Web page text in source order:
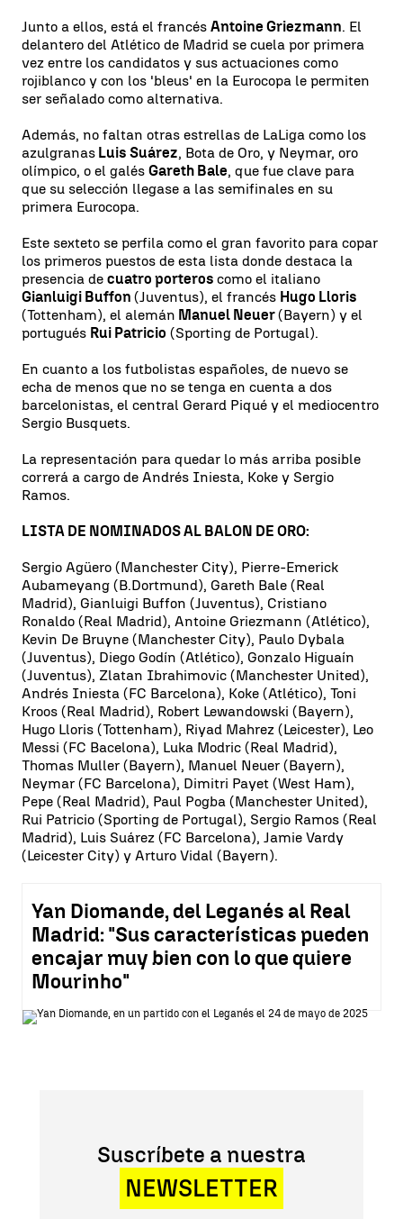
Junto a ellos, está el francés Antoine Griezmann. El
delantero del Atlético de Madrid se cuela por primera
vez entre los candidatos y sus actuaciones como
rojiblanco y con los 'bleus' en la Eurocopa le permiten
ser señalado como alternativa.
Además, no faltan otras estrellas de LaLiga como los
azulgranas Luis Suárez, Bota de Oro, y Neymar, oro
olímpico, o el galés Gareth Bale, que fue clave para
que su selección llegase a las semifinales en su
primera Eurocopa.
Este sexteto se perfila como el gran favorito para copar
los primeros puestos de esta lista donde destaca la
presencia de cuatro porteros como el italiano
Gianluigi Buffon (Juventus), el francés Hugo Lloris
(Tottenham), el alemán Manuel Neuer(Bayern) y el
portugués Rui Patricio (Sporting de Portugal).
En cuanto a los futbolistas españoles, de nuevo se
echa de menos que no se tenga en cuenta a dos
barcelonistas, el central Gerard Piqué y el mediocentro
Sergio Busquets.
La representación para quedar lo más arriba posible
correrá a cargo de Andrés Iniesta, Koke y Sergio
Ramos.
LISTA DE NOMINADOS AL BALON DE ORO:
Sergio Agüero (Manchester City), Pierre-Emerick
Aubameyang (B.Dortmund), Gareth Bale (Real
Madrid), Gianluigi Buffon (Juventus), Cristiano
Ronaldo (Real Madrid), Antoine Griezmann (Atlético),
Kevin De Bruyne (Manchester City), Paulo Dybala
(Juventus), Diego Godín (Atlético), Gonzalo Higuaín
(Juventus), Zlatan Ibrahimovic (Manchester United),
Andrés Iniesta (FC Barcelona), Koke (Atlético), Toni
Kroos (Real Madrid), Robert Lewandowski (Bayern),
Hugo Lloris (Tottenham), Riyad Mahrez (Leicester), Leo
Messi (FC Bacelona), Luka Modric (Real Madrid),
Thomas Muller (Bayern), Manuel Neuer (Bayern),
Neymar (FC Barcelona), Dimitri Payet (West Ham),
Pepe (Real Madrid), Paul Pogba (Manchester United),
Rui Patricio (Sporting de Portugal), Sergio Ramos (Real
Madrid), Luis Suárez (FC Barcelona), Jamie Vardy
(Leicester City) y Arturo Vidal (Bayern).
Yan Diomande, del Leganés al Real
Madrid: "Sus características pueden
encajar muy bien con lo que quiere
Mourinho"
Suscríbete a nuestra
NEWSLETTER